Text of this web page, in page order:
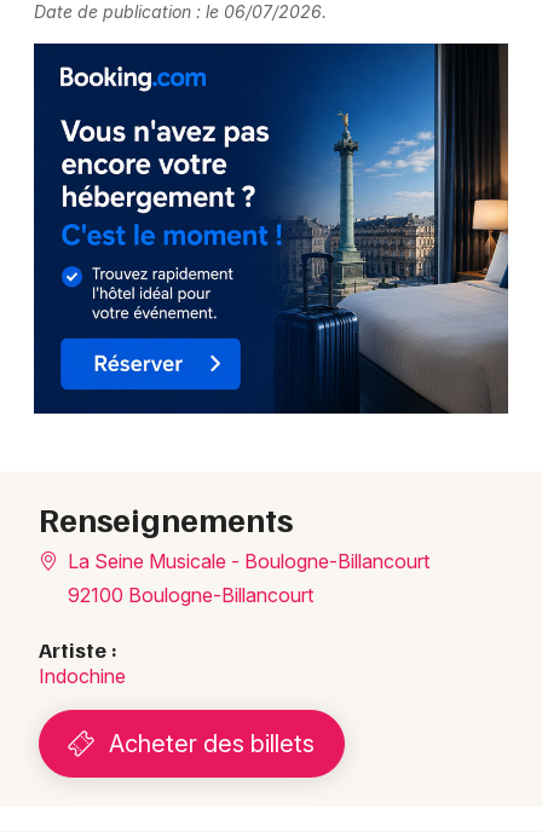
Date de publication : le 06/07/2026.
Renseignements
La Seine Musicale - Boulogne-Billancourt
92100 Boulogne-Billancourt
Artiste :
Indochine
Acheter des billets